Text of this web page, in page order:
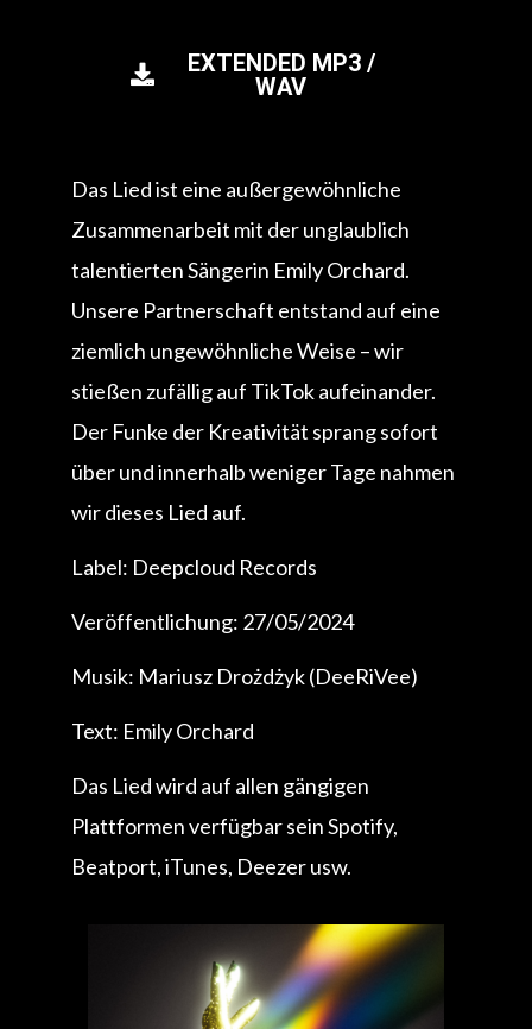
EXTENDED MP3 /
WAV
Das Lied ist eine außergewöhnliche
Zusammenarbeit mit der unglaublich
talentierten Sängerin Emily Orchard.
Unsere Partnerschaft entstand auf eine
ziemlich ungewöhnliche Weise – wir
stießen zufällig auf TikTok aufeinander.
Der Funke der Kreativität sprang sofort
über und innerhalb weniger Tage nahmen
wir dieses Lied auf.
Label: Deepcloud Records
Veröffentlichung: 27/05/2024
Musik: Mariusz Drożdżyk (DeeRiVee)
Text: Emily Orchard
Das Lied wird auf allen gängigen
Plattformen verfügbar sein Spotify,
Beatport, iTunes, Deezer usw.